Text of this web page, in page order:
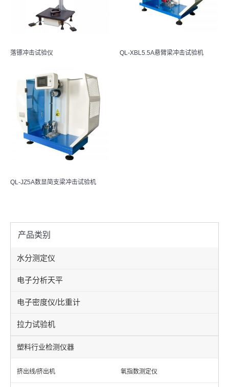
落镖冲击试验仪 QL-XBL5.5A悬臂梁冲击试验机
QL-JZ5A数显简支梁冲击试验机
产品类别
水分测定仪
电子分析天平
电子密度仪/比重计
拉力试验机
塑料行业检测仪器
挤出线/挤出机 氧指数测定仪